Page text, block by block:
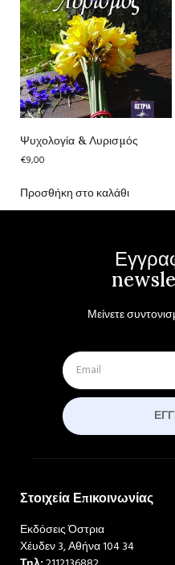
Ψυχολογία & Λυρισμός
€9,00
Προσθήκη στο καλάθι
Μείνετε
Στοιχεία Επικοινωνίας
Εκδόσεις Όστρια
Χέυδεν 3, Αθήνα 104 34